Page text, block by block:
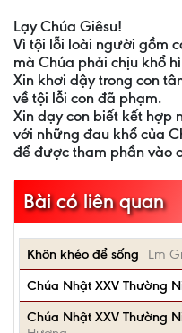
Lạy Chúa Giêsu!
Vì tội lỗi loài người gồm
mà Chúa phải chịu khổ
Xin khơi dậy trong con
về tội lỗi con đã phạm.
Xin dạy con biết kết hợp
với những đau khổ của
để được tham phần vào
Bài có liên quan
Khôn khéo để sống
Lm
Chúa Nhật XXV Thường
Chúa Nhật XXV Thường